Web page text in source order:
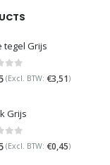
tegel Grijs
of 5
(Excl. BTW: €3,51)
Grijs
of 5
(Excl. BTW: €0,45)